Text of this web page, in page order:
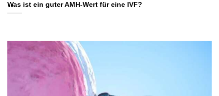
Was ist ein guter AMH-Wert für eine IVF?